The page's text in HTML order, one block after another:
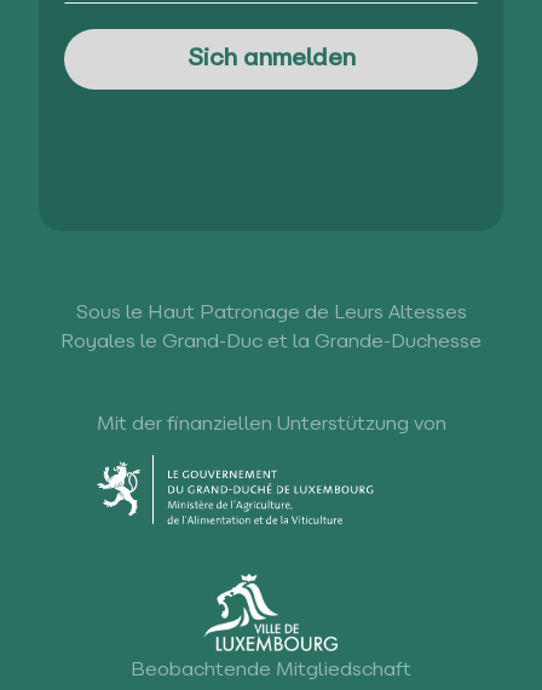
Sous le Haut Patronage de Leurs Altesses
Royales le Grand-Duc et la Grande-Duchesse
Mit der finanziellen Unterstützung von
Beobachtende Mitgliedschaft